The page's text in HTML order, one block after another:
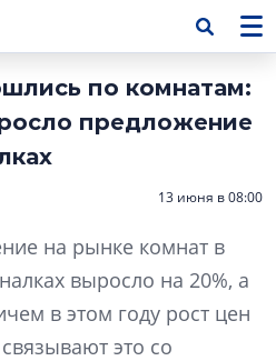
по комнатам:
предложение
13 июня в 08:00
на рынке комнат в
выросло на 20%, а
в этом году рост цен
это со